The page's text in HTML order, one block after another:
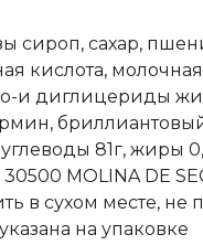
сироп, сахар,
кислота,
и диглицериды
81г, жиры
30500 MOLINA DE
в сухом месте,
на упаковке